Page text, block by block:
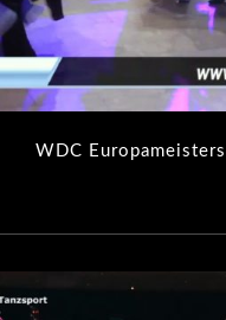
WDC